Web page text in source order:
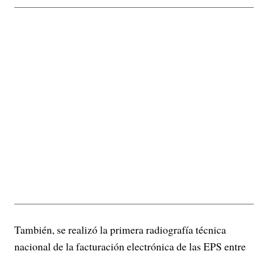
También, se realizó la primera radiografía técnica
nacional de la facturación electrónica de las EPS entre